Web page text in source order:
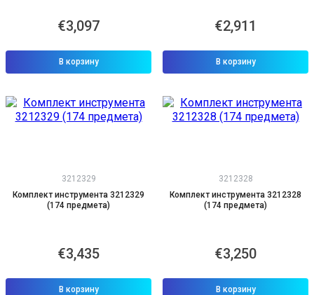
€3,097
В корзину
€2,911
В корзину
3212329
Комплект инструмента 3212329
(174 предмета)
€3,435
В корзину
3212328
Комплект инструмента 3212328
(174 предмета)
€3,250
В корзину